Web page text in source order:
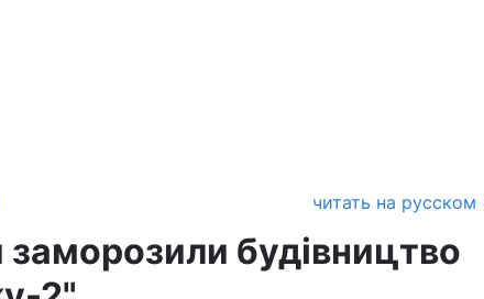
читать на русском
заморозили будівництво